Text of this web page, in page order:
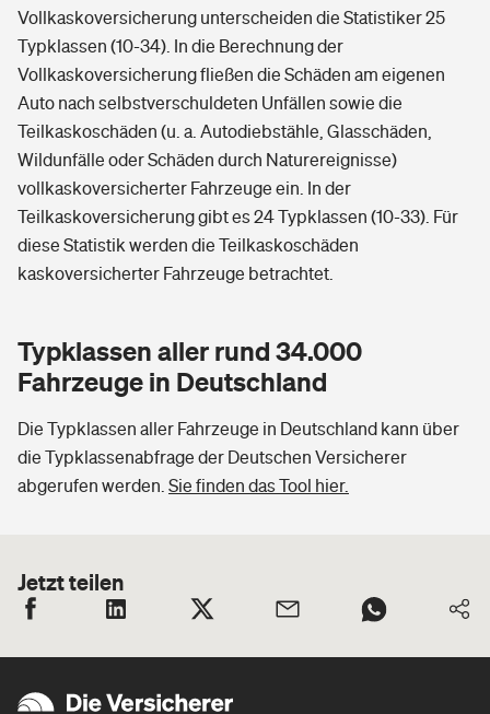
Vollkaskoversicherung unterscheiden die Statistiker 25
Typklassen (10-34). In die Berechnung der
Vollkaskoversicherung fließen die Schäden am eigenen
Auto nach selbstverschuldeten Unfällen sowie die
Teilkaskoschäden (u. a. Autodiebstähle, Glasschäden,
Wildunfälle oder Schäden durch Naturereignisse)
vollkaskoversicherter Fahrzeuge ein. In der
Teilkaskoversicherung gibt es 24 Typklassen (10-33). Für
diese Statistik werden die Teilkaskoschäden
kaskoversicherter Fahrzeuge betrachtet.
Typklassen aller rund 34.000
Fahrzeuge in Deutschland
Die Typklassen aller Fahrzeuge in Deutschland kann über
die Typklassenabfrage der Deutschen Versicherer
abgerufen werden. Sie finden das Tool hier.
Jetzt teilen